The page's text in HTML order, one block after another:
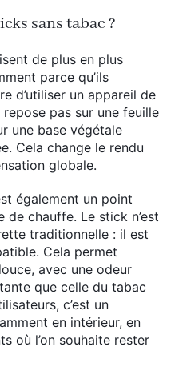
sans tabac ?
de plus en plus
parce qu’ils
d’utiliser un appareil de
repose pas sur une feuille
une base végétale
Cela change le rendu
globale.
également un point
de chauffe. Le stick n’est
traditionnelle : il est
Cela permet
avec une odeur
que celle du tabac
c’est un
en intérieur, en
où l’on souhaite rester